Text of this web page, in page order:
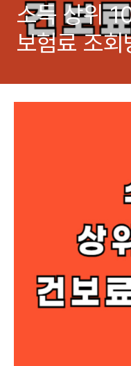
소득 상위
보험료 조회